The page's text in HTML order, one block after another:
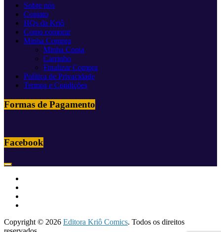
Sobre nós
Contato
HQs da Kriô
Como comprar
Minha Compra
Minha Conta
Carrinho
Finalizar Compra
Política de Privacidade
Termos e Condições
Formas de Pagamento
Facebook
Copyright © 2026 Editora Kriô Comics. Todos os direitos